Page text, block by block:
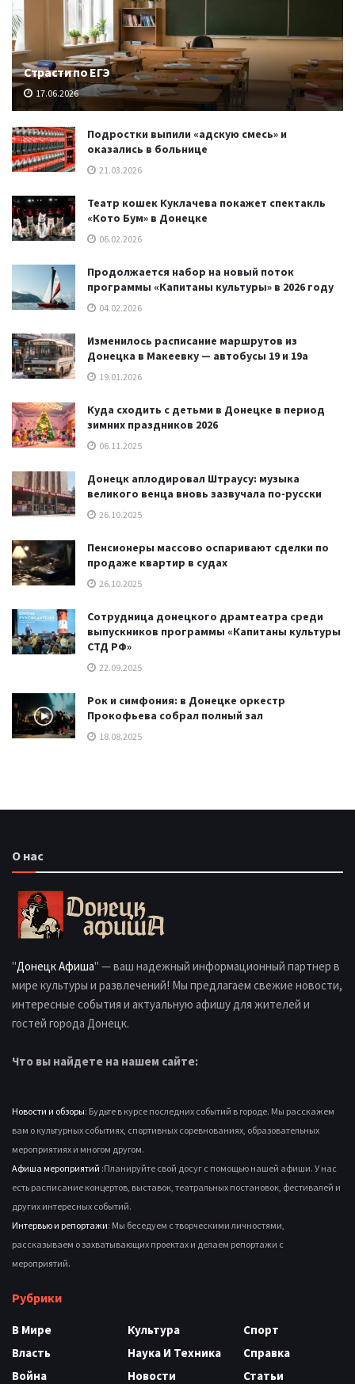
Страсти по ЕГЭ
17.06.2026
Подростки выпили «адскую смесь» и
оказались в больнице
21.03.2026
Театр кошек Куклачева покажет спектакль
«Кото Бум» в Донецке
06.02.2026
Продолжается набор на новый поток
программы «Капитаны культуры» в 2026 году
04.02.2026
Изменилось расписание маршрутов из
Донецка в Макеевку — автобусы 19 и 19а
19.01.2026
Куда сходить с детьми в Донецке в период
зимних праздников 2026
06.11.2025
Донецк аплодировал Штраусу: музыка
великого венца вновь зазвучала по-русски
26.10.2025
Пенсионеры массово оспаривают сделки по
продаже квартир в судах
26.10.2025
Сотрудница донецкого драмтеатра среди
выпускников программы «Капитаны культуры
СТД РФ»
22.09.2025
Рок и симфония: в Донецке оркестр
Прокофьева собрал полный зал
18.08.2025
О нас
"Донецк Афиша" — ваш надежный информационный партнер в
мире культуры и развлечений! Мы предлагаем свежие новости,
интересные события и актуальную афишу для жителей и
гостей города Донецк.
Что вы найдете на нашем сайте:
Новости и обзоры: Будьте в курсе последних событий в городе. Мы расскажем
вам о культурных событиях, спортивных соревнованиях, образовательных
мероприятиях и многом другом.
Афиша мероприятий :Планируйте свой досуг с помощью нашей афиши. У нас
есть расписание концертов, выставок, театральных постановок, фестивалей и
других интересных событий.
Интервью и репортажи: Мы беседуем с творческими личностями,
рассказываем о захватывающих проектах и делаем репортажи с
мероприятий.
Рубрики
В Мире
Власть
Война
Культура
Наука И Техника
Новости
Спорт
Справка
Статьи